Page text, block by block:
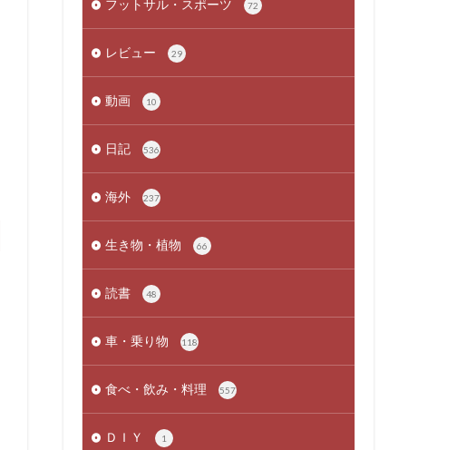
フットサル・スポーツ 72
レビュー 29
動画 10
日記 536
海外 237
生き物・植物 66
読書 48
車・乗り物 118
食べ・飲み・料理 557
ＤＩＹ 1